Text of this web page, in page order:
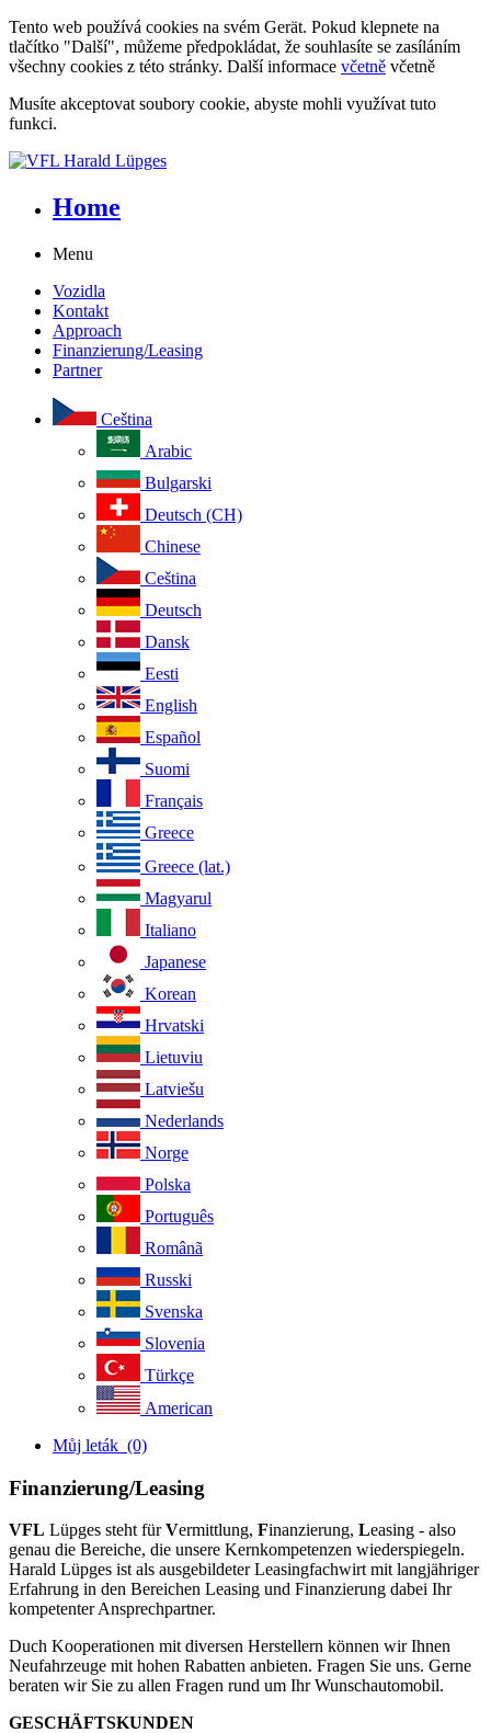
Tento web používá cookies na svém Gerät. Pokud klepnete na
tlačítko "Další", můžeme předpokládat, že souhlasíte se zasíláním
všechny cookies z této stránky. Další informace včetně včetně
Musíte akceptovat soubory cookie, abyste mohli využívat tuto
funkci.
Home
Menu
Vozidla
Kontakt
Approach
Finanzierung/Leasing
Partner
Ceština
Arabic
Bulgarski
Deutsch (CH)
Chinese
Ceština
Deutsch
Dansk
Eesti
English
Español
Suomi
Français
Greece
Greece (lat.)
Magyarul
Italiano
Japanese
Korean
Hrvatski
Lietuviu
Latviešu
Nederlands
Norge
Polska
Português
Românã
Russki
Svenska
Slovenia
Türkçe
American
Můj leták (0)
Finanzierung/Leasing
VFL Lüpges steht fürVermittlung, Finanzierung, Leasing - also
genau die Bereiche, die unsere Kernkompetenzen wiederspiegeln.
Harald Lüpges ist als ausgebildeter Leasingfachwirt mit langjähriger
Erfahrung in den Bereichen Leasing und Finanzierung dabei Ihr
kompetenter Ansprechpartner.
Duch Kooperationen mit diversen Herstellern können wir Ihnen
Neufahrzeuge mit hohen Rabatten anbieten. Fragen Sie uns. Gerne
beraten wir Sie zu allen Fragen rund um Ihr Wunschautomobil.
GESCHÄFTSKUNDEN